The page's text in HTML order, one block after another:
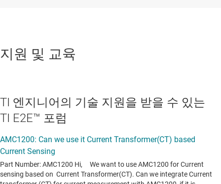
지원 및 교육
TI 엔지니어의 기술 지원을 받을 수 있는
TI E2E™ 포럼